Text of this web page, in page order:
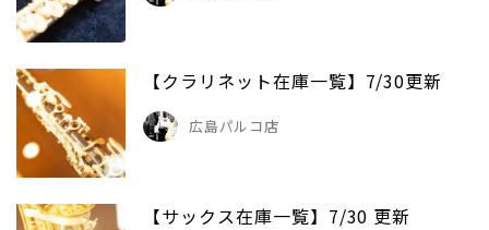
【クラリネット在庫一覧】7/30更新
広島パルコ店
【サックス在庫一覧】7/30 更新